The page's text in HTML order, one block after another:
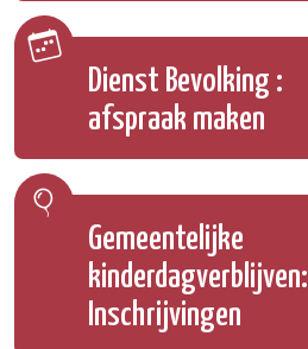
Dienst Bevolking :
afspraak maken
Gemeentelijke
kinderdagverblijven:
Inschrijvingen